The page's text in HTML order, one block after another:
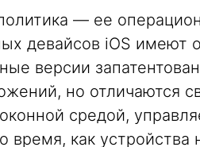
— ее
девайсов iOS имеют
версии
но отличаются
средой,
время, как устройства